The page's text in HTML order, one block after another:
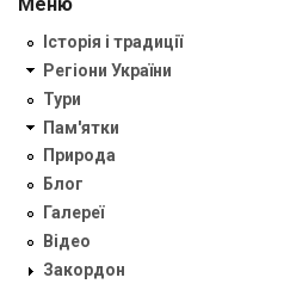
Меню
Історія і традиції
Регіони України
Тури
Пам'ятки
Природа
Блог
Галереї
Відео
Закордон